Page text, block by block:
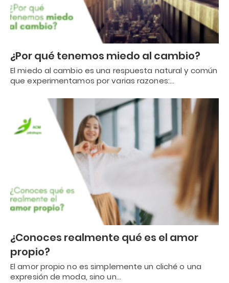
¿Por qué tenemos miedo al cambio?
El miedo al cambio es una respuesta natural y común
que experimentamos por varias razones:…
¿Conoces realmente qué es el amor
propio?
El amor propio no es simplemente un cliché o una
expresión de moda, sino un…